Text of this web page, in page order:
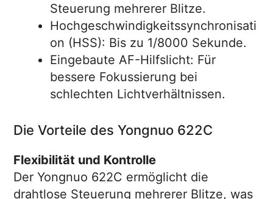
Steuerung mehrerer Blitze.
Hochgeschwindigkeitssynchronisati
on (HSS): Bis zu 1/8000 Sekunde.
Eingebaute AF-Hilfslicht: Für
bessere Fokussierung bei
schlechten Lichtverhältnissen.
Die Vorteile des Yongnuo 622C
Flexibilität und Kontrolle
Der Yongnuo 622C ermöglicht die
drahtlose Steuerung mehrerer Blitze, was